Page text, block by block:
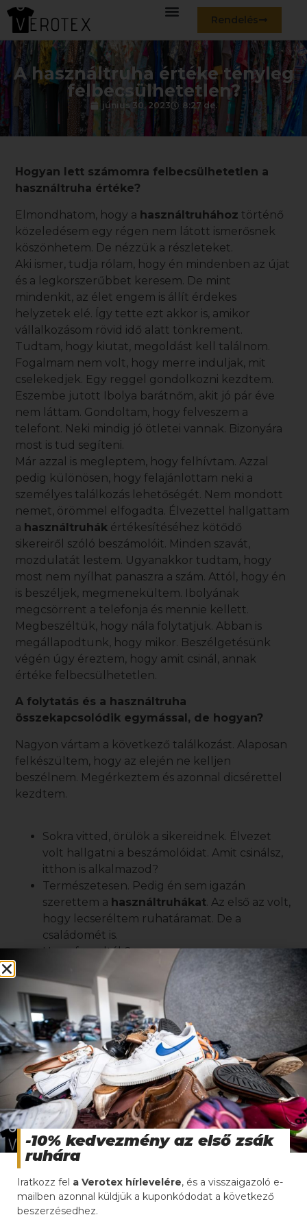
Rendelés
A használtruha értéke tényleg
felbecsülhetetlen?
június 30, 2023 8:27 de.
Hogyan lett számomra felbecsülhetetlen a
használtruha értéke?
Elmondhatom, hogy a használtruhához történő
közeledésem egy régen nem látott ismerősnek
köszönhetem. De nézzük a részleteket.
Aki ismer, tudja rólam, hogy én mindenben az újat
és a legkorszerűbbet keresem. De mint
mindenkit, az élet engem is állít érdekes
helyzetek elé. Így tette ezt akkor is, amikor
vállalkozásom rövid idő alatt tönkrement.
Tudtam, hogy kiutat, megoldást kell találnom.
Fogalmam nem volt, hogy merre induljak, mit
cselekedjek. Egy reggel gondolkozni kezdtem.
Eszembe jutott Ibolya barátnőm, akit jó pár éve
nem láttam. Gondoltam, hogy felveszem a
telefont. Neki mindig jó ötletei vannak. Bizonyára
most is tud segíteni.
Már azzal is megleptem, hogy felhívtam. Azzal
pedig különösen, hogy felajánlottam neki a
személyes találkozás lehetőségét. Nem mondott
nemet, örömmel elfogadta. Élvezettel hallgattam
a használtruhák értékesítéséhez kötődő
sikereiről szóló beszámolóit. Minden szavát,
mozdulatát lestem. Ugyanakkor tudtam, hogy
most nem nyílhat panaszra a szám. Attól, hogy én
is beszéljek, megmenekültem. Ibolyának
megcsörrent a telefonja és mennie kellett.
Megbeszéltük, hogy nála folytatjuk. Abban is
megállapodtunk, hogy mikor. Beszélgetésünk
végén úgy éreztem, hogy amit csinál, annak
értéke felbecsülhetetlen.
A folytatás és a használtruha
összekapcsolódik egymással, de hogyan?
Nagyon vártam a következő találkozást. Alaposan
felkészültem, hogy az elején ne kelljen
beszélnem. Megérkeztem és azonnal dicsérettel
kezdtem.
Sokra vitted, örülök a sikereidnek. Élvezet
volt hallgatni a beszámolóidat. Amit csinálsz,
itthon is alkalmazod?
Természetesen. Pedig én sem igazán
szerettem a használtruhákat. Az első az volt,
hogy lecseréltem ruhatáramat. De a
családomét is.
Hogy fogadták?
Eleinte nehezen. Az élet azonban engem
igazolt. Így ők is belátták a
használtruhákban rejlő értékeket.
Te teljesen másban utaztál. Hogy kerültél
ebbe az iparágba?
Tönkrement a vállalkozásom. Egy utazás
során egy addig számomra ismeretlen ember
mesélte el a sikertörténetét és aVerotex97
Kft.és cége közötti több évtizedes
együttműködést. Látta rajtam, hogy amit
mond, elnyeri a tetszésemet és segítő jobbot
ajánlott nekem. Elfogadtam. Helyem ugyanis
volt az előző vállalkozásomnak
köszönhetően. Tehát tudtam, hogy a
Verotex97 Kft.által biztosított feltételek
mellett belevághatok. Eddig egyedül vittem
-10% kedvezmény az első zsák
ruhára
Iratkozz fel a Verotex hírlevelére, és a visszaigazoló e-
mailben azonnal küldjük a kuponkódodat a következő
beszerzésedhez.